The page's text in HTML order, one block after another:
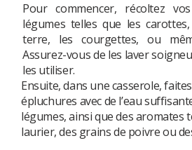
Pour commencer, récoltez
légumes telles que les
terre, les courgettes, ou
Assurez-vous de les laver
les utiliser.
Ensuite, dans une casserole,
épluchures avec de l’eau
légumes, ainsi que des aromates
laurier, des grains de poivre ou